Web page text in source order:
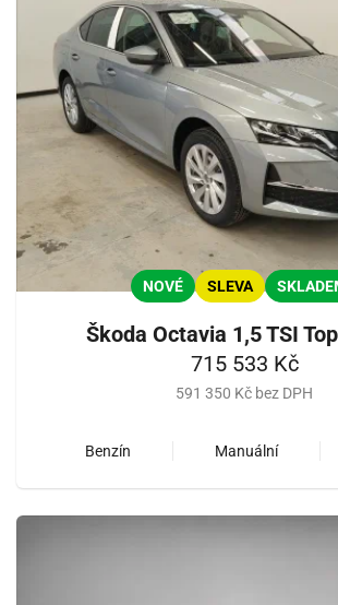
NOVÉ SLEVA
Škoda Octavia 1,5 TSI
715 533 Kč
591 350 Kč bez DPH
Benzín Manuální